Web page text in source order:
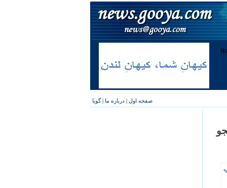
صفحه اول | درباره ما |گویا